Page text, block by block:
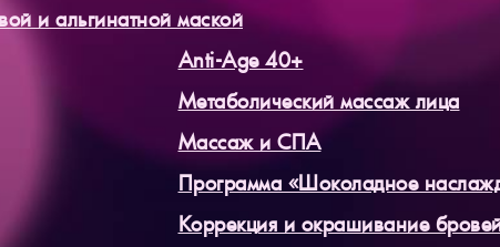
и альгинатной маской
Anti-Age 40+
Метаболический массаж лица
Массаж и СПА
Программа «Шоколадное
Коррекция и окрашивание